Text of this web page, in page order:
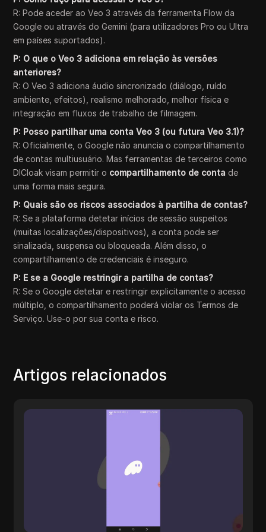
R: Pode aceder ao Veo 3 através da ferramenta Flow da
Google ou através do Gemini (para utilizadores Pro ou Ultra
em países suportados).
P: O que o Veo 3 adiciona em relação às versões
anteriores?
R: O Veo 3 adiciona áudio sincronizado (diálogo, ruído
ambiente, efeitos), realismo melhorado, melhor física e
integração em fluxos de trabalho de filmagem.
P: Posso partilhar uma conta Veo 3 (ou futura Veo 3.1)?
R: Oficialmente, o Google não anuncia o compartilhamento
de contas multiusuário. Mas ferramentas de terceiros como
DICloak visam permitir o compartilhamento de conta de
uma forma mais segura.
P: Quais são os riscos associados à partilha de contas?
R: Se a plataforma detetar inícios de sessão suspeitos
(muitas localizações/dispositivos), a conta pode ser
sinalizada, suspensa ou bloqueada. Além disso, o
compartilhamento de credenciais é inseguro.
P: E se a Google restringir a partilha de contas?
R: Se o Google detetar e restringir explicitamente o acesso
múltiplo, o compartilhamento poderá violar os Termos de
Serviço. Use-o por sua conta e risco.
Artigos relacionados